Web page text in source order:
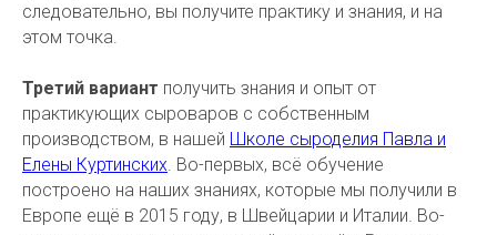
следовательно, вы получите практику и знания, и на
этом точка.
Третий вариант получить знания и опыт от
практикующих сыроваров с собственным
производством, в нашей Школе сыроделия Павла и
Елены Куртинских. Во-первых, всё обучение
построено на наших знаниях, которые мы получили в
Европе ещё в 2015 году, в Швейцарии и Италии. Во-